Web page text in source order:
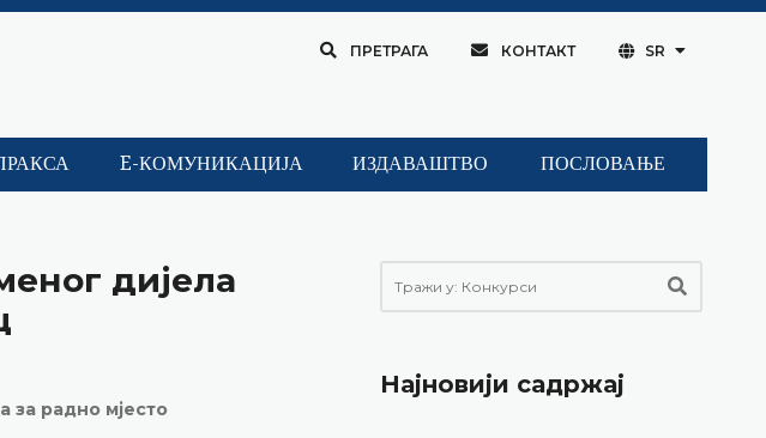
ПРЕТРАГА КОНТАКТ SR
E-КОМУНИКАЦИЈА ИЗДАВАШТВО ПОСЛОВАЊЕ
дијела
за радно мјесто
Најновији садржај